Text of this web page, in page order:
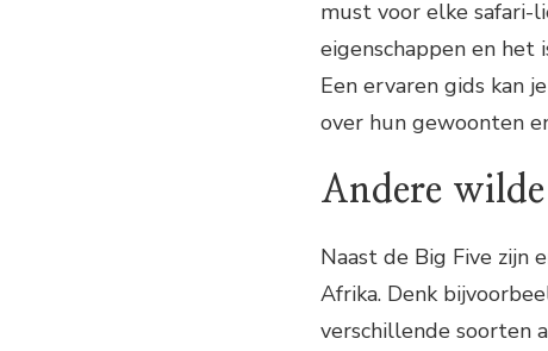
must voor elke safari-
eigenschappen en het
Een ervaren gids kan
over hun gewoonten
Andere
Naast de Big Five zijn
Afrika. Denk
verschillende soorten